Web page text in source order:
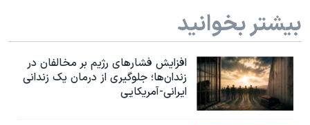
بیشتر بخوانید
افزایش فشارهای رژیم بر مخالفان در
زندان‌ها؛ جلوگیری از درمان یک زندانی
ایرانی-آمریکایی